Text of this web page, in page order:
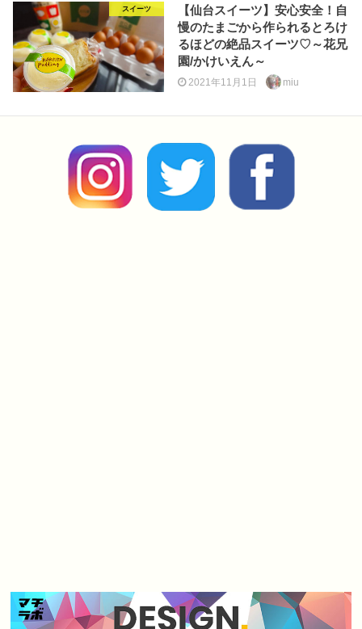
スイーツ
【仙台スイーツ】安心安全！自
慢のたまごから作られるとろけ
るほどの絶品スイーツ♡～花兄
園/かけいえん～
2021年11月1日 miu